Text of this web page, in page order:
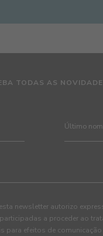
TODAS AS
newsletter autorizo
a proceder ao
para efeitos de